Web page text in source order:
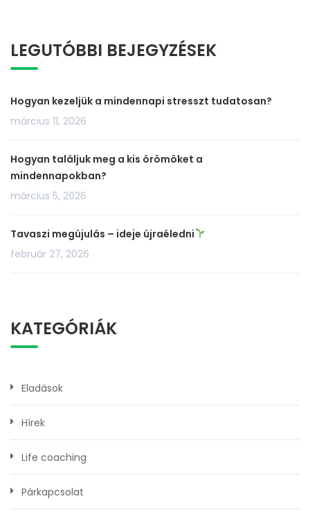
LEGUTÓBBI BEJEGYZÉSEK
Hogyan kezeljük a mindennapi stresszt tudatosan?
március 11, 2026
Hogyan találjuk meg a kis örömöket a
mindennapokban?
március 5, 2026
Tavaszi megújulás – ideje újraéledni
február 27, 2026
KATEGÓRIÁK
Eladások
Hírek
Life coaching
Párkapcsolat